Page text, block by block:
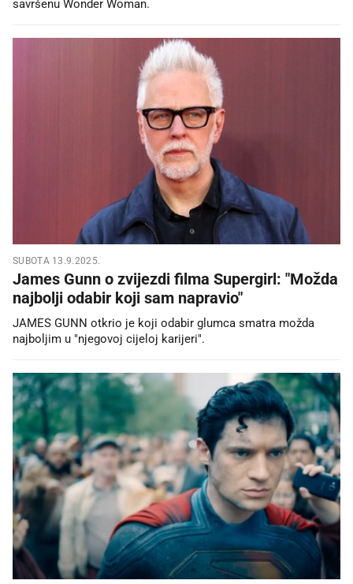
savršenu Wonder Woman.
SUBOTA 13.9.2025.
James Gunn o zvijezdi filma Supergirl: "Možda
najbolji odabir koji sam napravio"
JAMES GUNN otkrio je koji odabir glumca smatra možda
najboljim u "njegovoj cijeloj karijeri".